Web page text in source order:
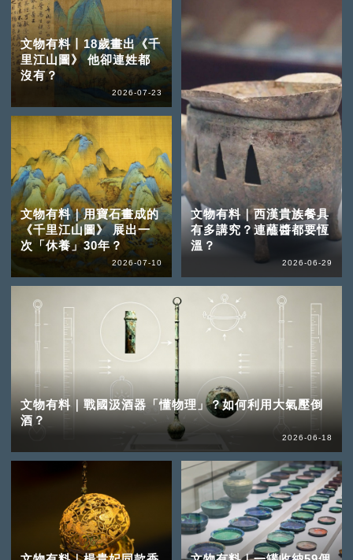
文物有料丨18歲畫出《千
里江山圖》 他卻連姓都
沒有？
2026-07-23
文物有料｜用寶石畫成的
《千里江山圖》 展出一
次「休養」30年？
2026-07-10
文物有料｜西漢貴族餐具
有多講究？連蘸醬都要恆
溫？
2026-06-29
文物有料｜戰國汲酒器「懂物理」？如何利用大氣壓倒
酒？
2026-06-18